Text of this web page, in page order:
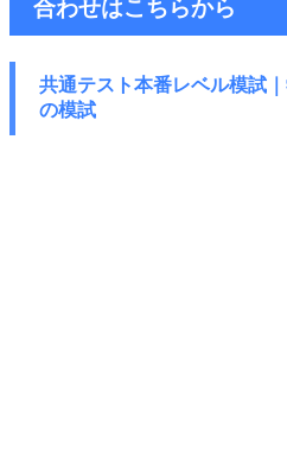
合わせはこちらから
共通テスト本番レベル模試
の模試